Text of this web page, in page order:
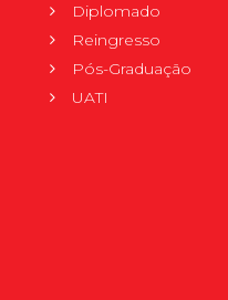
Diplomado
Reingresso
Pós-Graduação
UATI